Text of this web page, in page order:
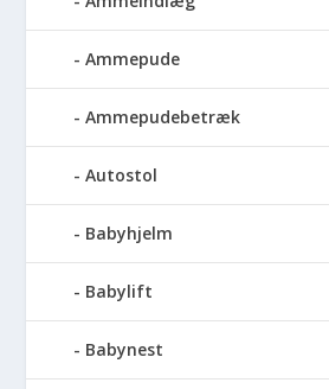
Ammepude
Ammepudebetræk
Autostol
Babyhjelm
Babylift
Babynest